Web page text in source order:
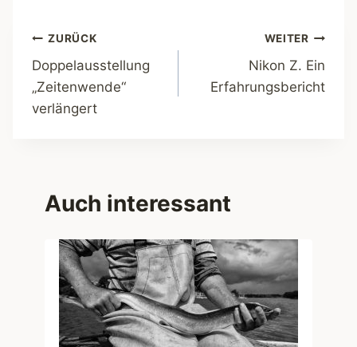
Beitragsnavigation
ZURÜCK
Doppelausstellung
„Zeitenwende“
verlängert
WEITER
Nikon Z. Ein
Erfahrungsbericht
Auch interessant